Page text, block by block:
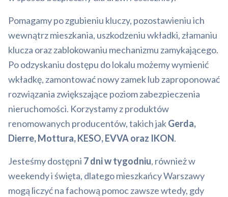
Pomagamy po zgubieniu kluczy, pozostawieniu ich
wewnątrz mieszkania, uszkodzeniu wkładki, złamaniu
klucza oraz zablokowaniu mechanizmu zamykającego.
Po odzyskaniu dostępu do lokalu możemy wymienić
wkładkę, zamontować nowy zamek lub zaproponować
rozwiązania zwiększające poziom zabezpieczenia
nieruchomości. Korzystamy z produktów
renomowanych producentów, takich jakGerda,
Dierre, Mottura, KESO, EVVA oraz IKON.
Jesteśmy dostępni 7 dni w tygodniu, również w
weekendy i święta, dlatego mieszkańcy Warszawy
mogą liczyć na fachową pomoc zawsze wtedy, gdy